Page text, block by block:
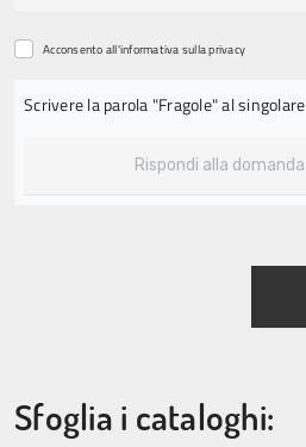
Acconsento all'informativa sullaprivacy
Scrivere la parola "Fragole" al singolare
Sfoglia i cataloghi: